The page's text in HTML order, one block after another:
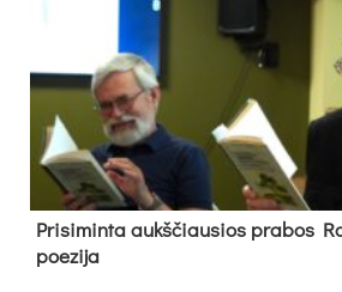
Pri­si­min­ta aukš­čiau­sios pra­bos
poe­zi­ja